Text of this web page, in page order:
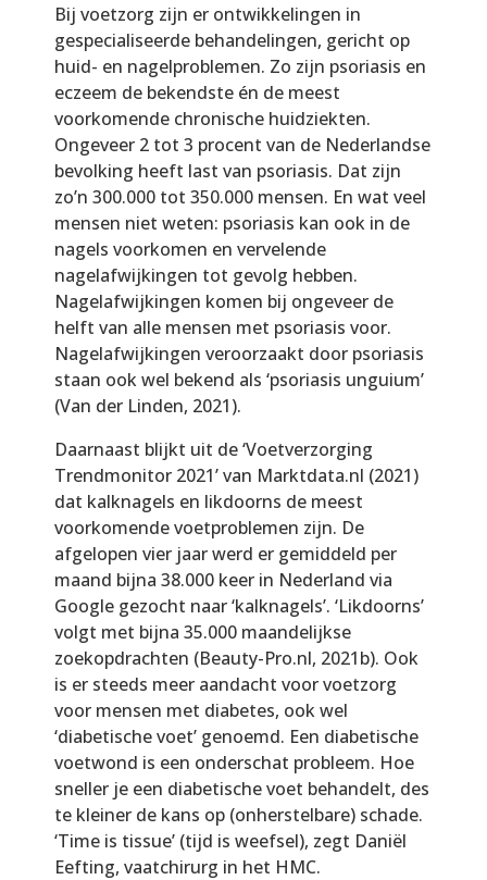
Bij voetzorg zijn er ontwikkelingen in
gespecialiseerde behandelingen, gericht op
huid- en nagelproblemen. Zo zijn psoriasis en
eczeem de bekendste én de meest
voorkomende chronische huidziekten.
Ongeveer 2 tot 3 procent van de Nederlandse
bevolking heeft last van psoriasis. Dat zijn
zo’n 300.000 tot 350.000 mensen. En wat veel
mensen niet weten: psoriasis kan ook in de
nagels voorkomen en vervelende
nagelafwijkingen tot gevolg hebben.
Nagelafwijkingen komen bij ongeveer de
helft van alle mensen met psoriasis voor.
Nagelafwijkingen veroorzaakt door psoriasis
staan ook wel bekend als ‘psoriasis unguium’
(Van der Linden, 2021).
Daarnaast blijkt uit de ‘Voetverzorging
Trendmonitor 2021’ van Marktdata.nl (2021)
dat kalknagels en likdoorns de meest
voorkomende voetproblemen zijn. De
afgelopen vier jaar werd er gemiddeld per
maand bijna 38.000 keer in Nederland via
Google gezocht naar ‘kalknagels’. ‘Likdoorns’
volgt met bijna 35.000 maandelijkse
zoekopdrachten (Beauty-Pro.nl, 2021b). Ook
is er steeds meer aandacht voor voetzorg
voor mensen met diabetes, ook wel
‘diabetische voet’ genoemd. Een diabetische
voetwond is een onderschat probleem. Hoe
sneller je een diabetische voet behandelt, des
te kleiner de kans op (onherstelbare) schade.
‘Time is tissue’ (tijd is weefsel), zegt Daniël
Eefting, vaatchirurg in het HMC.